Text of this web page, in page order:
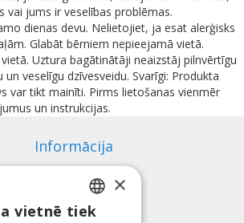
vai jums ir veselības problēmas.
dienas devu. Nelietojiet, ja esat alerģisks
Glabāt bērniem nepieejamā vietā.
Uztura bagātinātāji neaizstāj pilnvērtīgu
veselīgu dzīvesveidu. Svarīgi: Produkta
var tikt mainīti. Pirms lietošanas vienmēr
un instrukcijas.
Informācija
Apmaksas veidi
Atteikuma tiesības
LATVIAN
×
vietnē tiek